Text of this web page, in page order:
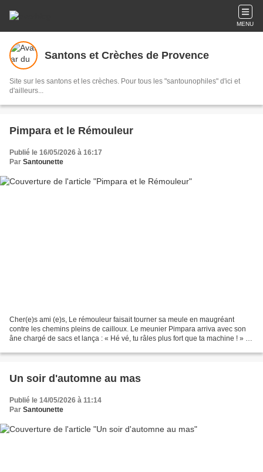
MENU
Santons et Crèches de Provence
Site sur les santons et les crèches. Pour tous les "santounophiles" d'ici et
d'ailleurs...
Pimpara et le Rémouleur
Publié le 16/05/2026 à 16:17
Par Santounette
Cher(e)s ami (e)s, Le rémouleur faisait tourner sa meule en maugréant
contre les chemins pleins de cailloux. Le meunier Pimpara arriva avec son
âne chargé de sacs et lança : « Hé vé, tu râles plus fort que ta machine ! » Le
Un soir d'automne au mas
Publié le 14/05/2026 à 11:14
Par Santounette